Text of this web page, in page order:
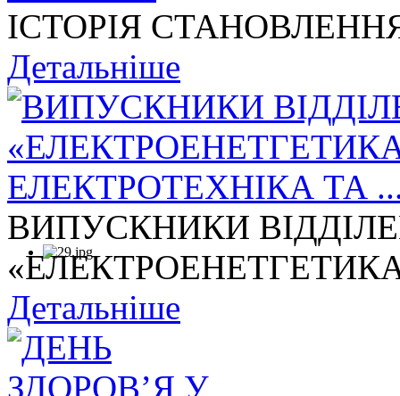
ІСТОРІЯ
Детальніше
ВИПУСКНИКИ
Детальніше